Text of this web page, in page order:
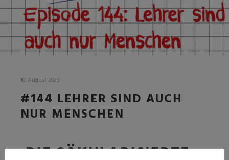
10. August 2023
#144 LEHRER SIND AUCH
NUR MENSCHEN
DIE SÄKULARISIERTE